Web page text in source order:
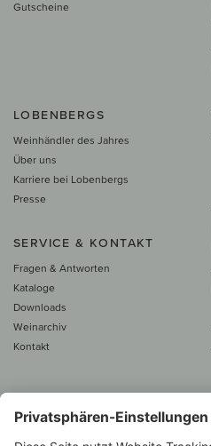
Gutscheine
LOBENBERGS
Weinhändler des Jahres
Über uns
Karriere bei Lobenbergs
Presse
SERVICE & KONTAKT
Fragen & Antworten
Kataloge
Downloads
Weinarchiv
Kontakt